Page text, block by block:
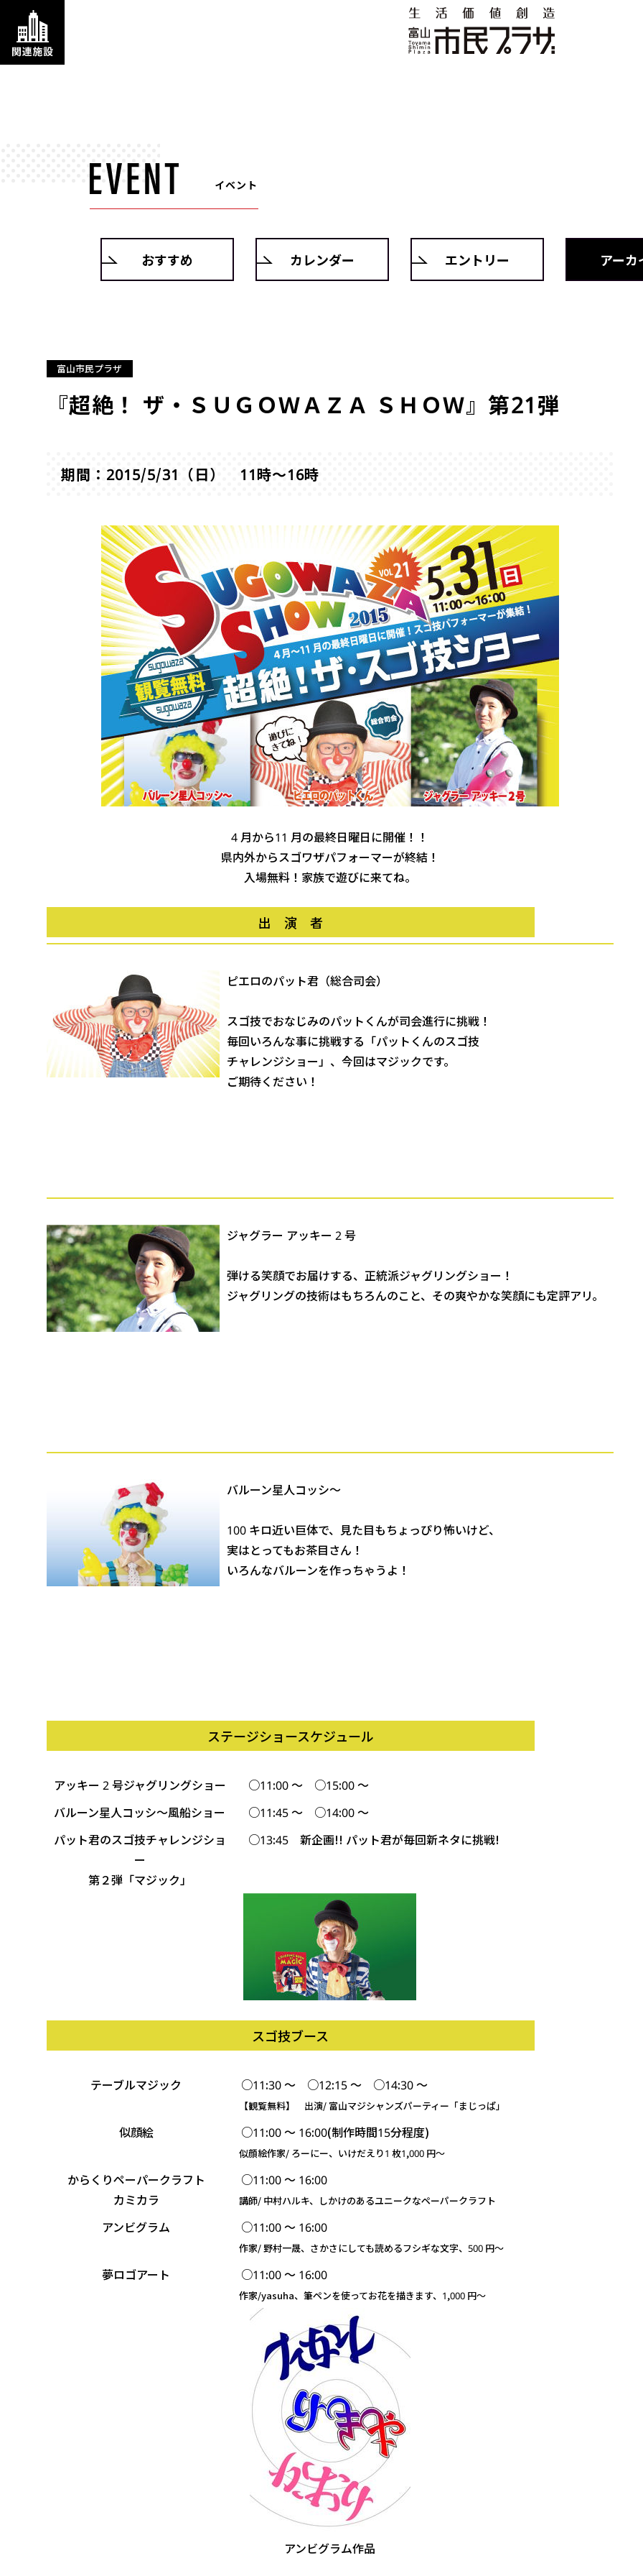
イベント
おすすめ カレンダー エントリー アーカ
『超絶！ ザ・ＳＵＧＯＷＡＺＡ ＳＨＯＷ』第21弾
富山市民プラザ
期間：2015/5/31（日） 11時～16時
4 月から11 月の最終日曜日に開催！！
県内外からスゴワザパフォーマーが終結！
入場無料！家族で遊びに来てね。
出 演 者
ピエロのパット君（総合司会）
スゴ技でおなじみのパットくんが司会進行に挑戦！
毎回いろんな事に挑戦する「パットくんのスゴ技
チャレンジショー」、今回はマジックです。
ご期待ください！
ジャグラー アッキー 2 号
弾ける笑顔でお届けする、正統派ジャグリングショー！
ジャグリングの技術はもちろんのこと、その爽やかな笑顔にも定評アリ。
バルーン星人コッシ～
100 キロ近い巨体で、見た目もちょっぴり怖いけど、
実はとってもお茶目さん！
いろんなバルーンを作っちゃうよ！
ステージショースケジュール
アッキー 2 号ジャグリングショー
○11:00 ～ ○15:00 ～
バルーン星人コッシ～風船ショー
○11:45 ～ ○14:00 ～
パット君のスゴ技チャレンジショ
ー
第２弾「マジック」
○13:45 新企画!! パット君が毎回新ネタに挑戦!
スゴ技ブース
テーブルマジック ○11:30 ～ ○12:15 ～ ○14:30 ～
【観覧無料】 出演/ 富山マジシャンズパーティー「まじっぱ」
似顔絵 ○11:00 ～ 16:00(制作時間15分程度)
似顔絵作家/ ろーにー、いけだえり1 枚1,000 円～
からくりペーパークラフト
カミカラ
○11:00 ～ 16:00
講師/ 中村ハルキ、しかけのあるユニークなペーパークラフト
アンビグラム ○11:00 ～ 16:00
作家/ 野村一晟、さかさにしても読めるフシギな文字、500 円～
夢ロゴアート ○11:00 ～ 16:00
作家/yasuha、筆ペンを使ってお花を描きます、1,000 円～
アンビグラム作品